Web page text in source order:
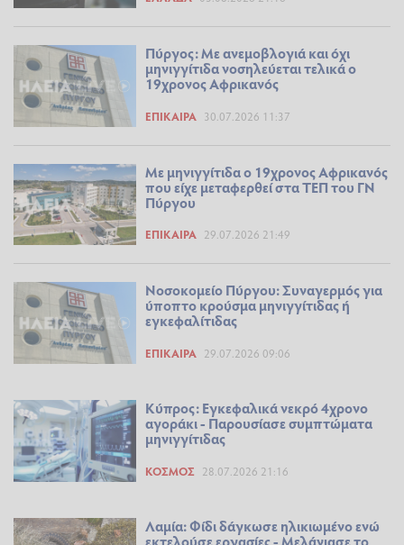
Πύργος: Με ανεμοβλογιά και όχι
μηνιγγίτιδα νοσηλεύεται τελικά ο
19χρονος Αφρικανός
ΕΠΊΚΑΙΡΑ 30.07.2026 11:37
Με μηνιγγίτιδα ο 19χρονος Αφρικανός
που είχε μεταφερθεί στα ΤΕΠ του ΓΝ
Πύργου
ΕΠΊΚΑΙΡΑ 29.07.2026 21:49
Νοσοκομείο Πύργου: Συναγερμός για
ύποπτο κρούσμα μηνιγγίτιδας ή
εγκεφαλίτιδας
ΕΠΊΚΑΙΡΑ 29.07.2026 09:06
Κύπρος: Εγκεφαλικά νεκρό 4χρονο
αγοράκι - Παρουσίασε συμπτώματα
μηνιγγίτιδας
ΚΌΣΜΟΣ 28.07.2026 21:16
Λαμία: Φίδι δάγκωσε ηλικιωμένο ενώ
εκτελούσε εργασίες - Μελάνιασε το